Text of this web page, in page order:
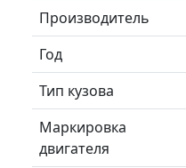
Производитель
Год
Тип кузова
Маркировка
двигателя